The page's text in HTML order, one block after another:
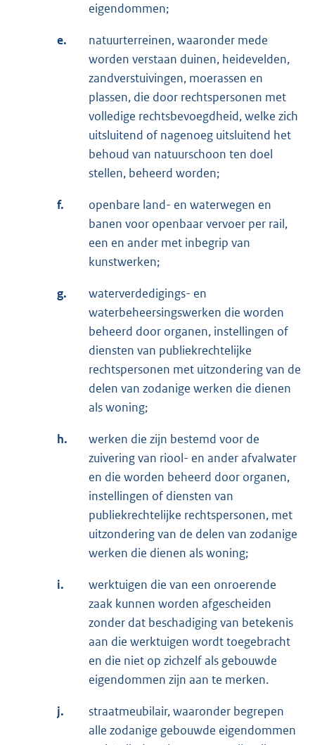
eigendommen;
e.
natuurterreinen, waaronder mede
worden verstaan duinen, heidevelden,
zandverstuivingen, moerassen en
plassen, die door rechtspersonen met
volledige rechtsbevoegdheid, welke zich
uitsluitend of nagenoeg uitsluitend het
behoud van natuurschoon ten doel
stellen, beheerd worden;
f.
openbare land- en waterwegen en
banen voor openbaar vervoer per rail,
een en ander met inbegrip van
kunstwerken;
g.
waterverdedigings- en
waterbeheersingswerken die worden
beheerd door organen, instellingen of
diensten van publiekrechtelijke
rechtspersonen met uitzondering van de
delen van zodanige werken die dienen
als woning;
h.
werken die zijn bestemd voor de
zuivering van riool- en ander afvalwater
en die worden beheerd door organen,
instellingen of diensten van
publiekrechtelijke rechtspersonen, met
uitzondering van de delen van zodanige
werken die dienen als woning;
i.
werktuigen die van een onroerende
zaak kunnen worden afgescheiden
zonder dat beschadiging van betekenis
aan die werktuigen wordt toegebracht
en die niet op zichzelf als gebouwde
eigendommen zijn aan te merken.
j.
straatmeubilair, waaronder begrepen
alle zodanige gebouwde eigendommen